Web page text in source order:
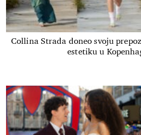
Collina Strada doneo svoju
estetiku u